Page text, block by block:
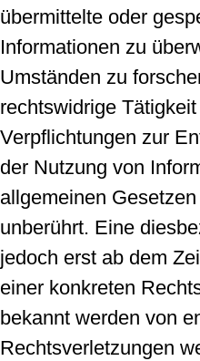
übermittelte oder
Informationen zu
Umständen zu
rechtswidrige
Verpflichtungen zur
der Nutzung von
allgemeinen
unberührt. Eine
jedoch erst ab dem
einer konkreten
bekannt werden von
Rechtsverletzungen